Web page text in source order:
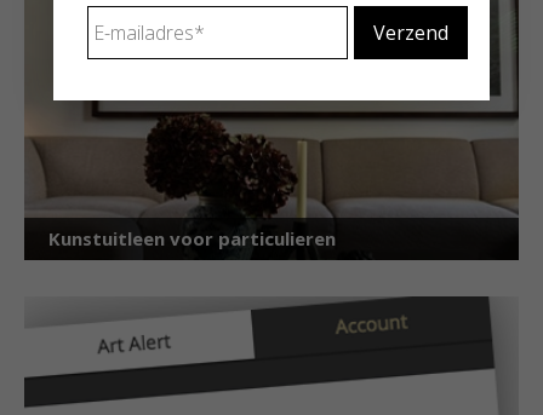
Kunstuitleen voor particulieren
mailadres *